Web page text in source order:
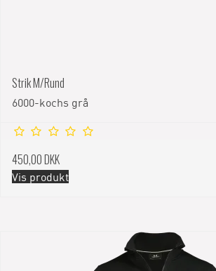
Strik M/Rund
6000-kochs grå
450,00 DKK
Vis produkt